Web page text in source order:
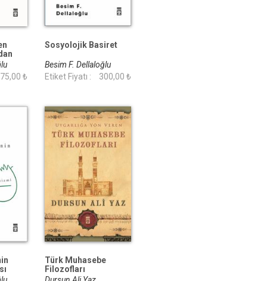
₺
Sosyolojik Basiret
Besim F. Dellaloğlu
Etiket Fiyatı :
300,00 ₺
Türk Muhasebe
Filozofları